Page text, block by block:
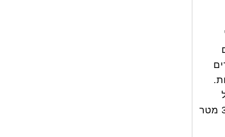
מוביל לשני מפלים נוספים, כשהמרשים מכולם הוא מפל שולמית הנופל מגובה 30 מטר